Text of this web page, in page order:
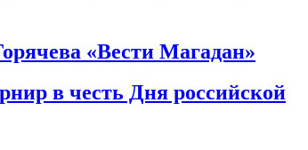
«Вести Магадан»
в честь Дня российской